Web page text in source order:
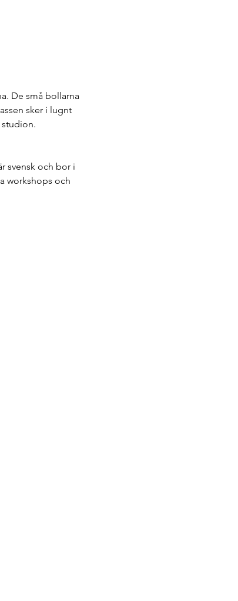
De små bollarna
sker i lugnt
svensk och bor i
workshops och